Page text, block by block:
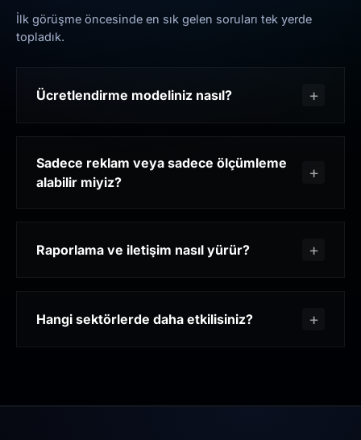
İlk görüşme öncesinde en sık gelen soruları tek yerde
topladık.
Ücretlendirme modeliniz nasıl?
Sadece reklam veya sadece ölçümleme
alabilir miyiz?
Raporlama ve iletişim nasıl yürür?
Hangi sektörlerde daha etkilisiniz?